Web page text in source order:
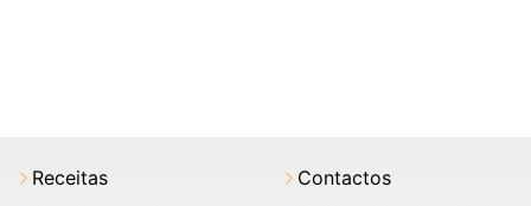
Receitas
Contactos